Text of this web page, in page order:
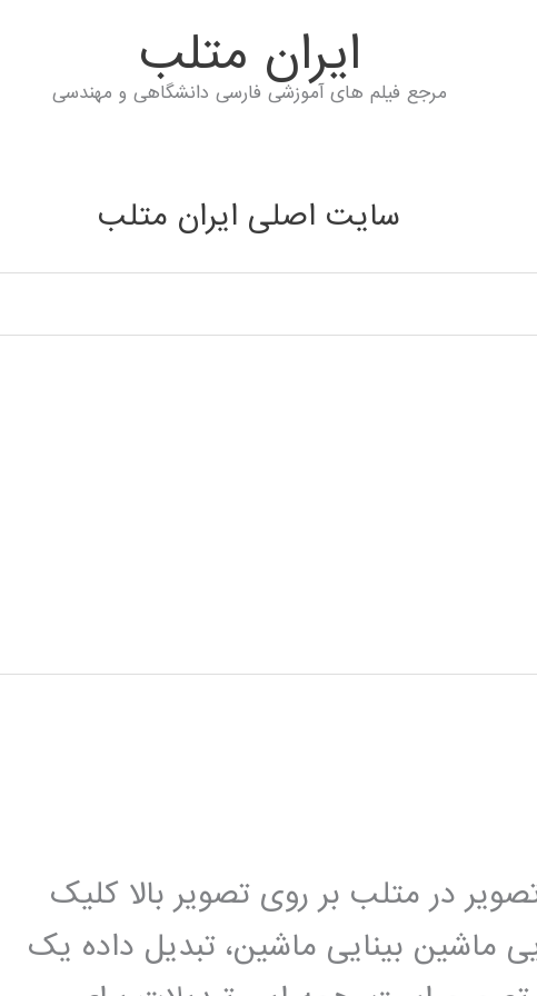
ايران متلب
مرجع فیلم های آموزشی فارسی دانشگاهی و مهندسی
سایت اصلی ایران متلب
در متلب بر روی تصویر بالا کلیک
ماشین بینایی ماشین، تبدیل داده یک